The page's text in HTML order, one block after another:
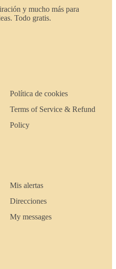
y mucho más para
Todo gratis.
Política de cookies
Terms of Service & Refund
Policy
Mis alertas
Direcciones
My messages